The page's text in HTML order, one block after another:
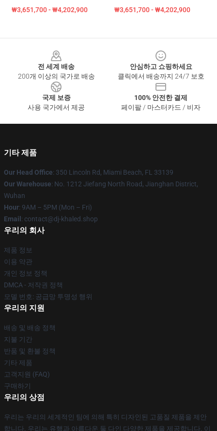
₩3,651,700 - ₩4,202,900 ₩3,651,700 - ₩4,202,900
전 세계 배송
200개 이상의 국가로 배송
안심하고 쇼핑하세요
클릭에서 배송까지 24/7 보호
국제 보증
사용 국가에서 제공
100% 안전한 결제
페이팔 / 마스터카드 / 비자
기타 제품
Our Head Office: 350 Lincoln Rd, Miami Beach, FL 33139
Our Warehouse: No. 1212 Jiefang North Road, Jianghan District,
Wuhan
Hour: 9AM – 5PM (Mon – Fri)
Email : contact@dj-khaled.shop
우리의 회사
제품 정보
이용 약관
개인 정보 정책
DMCA - 저작권 정책
모델 번호: 공급망 투명성 행위
우리의 지원
배송 및 배송 정책
지불 기간
반품 및 환불 정책
기타 제품
고객지원 (FAQ)
구매하기
우리의 상점
우리는 우리의 세계적인 팀에 의해 특히 디자인된 고품질 제품을 제안
합니다. 우리는 유행과 아름다운 둘 다인 다양한 제품을 제공합니다. 이